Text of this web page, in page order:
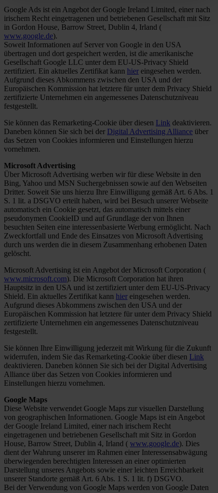
Google Ads ist ein Angebot der Google Ireland Limited, einer nach
irischem Recht eingetragenen und betriebenen Gesellschaft mit Sitz
in Gordon House, Barrow Street, Dublin 4, Irland (
www.google.de).
Soweit Informationen auf Server von Google in den USA
übertragen und dort gespeichert werden, ist die amerikanische
Gesellschaft Google LLC unter dem EU-US-Privacy Shield
zertifiziert. Ein aktuelles Zertifikat kann hier eingesehen werden.
Aufgrund dieses Abkommens zwischen den USA und der
Europäischen Kommission hat letztere für unter dem Privacy Shield
zertifizierte Unternehmen ein angemessenes Datenschutzniveau
festgestellt.
Sie können das Remarketing-Cookie über diesen Link deaktivieren.
Daneben können Sie sich bei der Digital Advertising Alliance über
das Setzen von Cookies informieren und Einstellungen hierzu
vornehmen.
Microsoft Advertising
Über Microsoft Advertising werben wir für diese Website in den
Bing, Yahoo und MSN Suchergebnissen sowie auf den Webseiten
Dritter. Soweit Sie uns hierzu Ihre Einwilligung gemäß Art. 6 Abs. 1
S. 1 lit. a DSGVO erteilt haben, wird bei Besuch unserer Webseite
automatisch ein Cookie gesetzt, das automatisch mittels einer
pseudonymen CookieID und auf Grundlage der von Ihnen
besuchten Seiten eine interessenbasierte Werbung ermöglicht. Nach
Zweckfortfall und Ende des Einsatzes von Microsoft Advertising
durch uns werden die in diesem Zusammenhang erhobenen Daten
gelöscht.
Microsoft Advertising ist ein Angebot der Microsoft Corporation (
www.microsoft.com). Die Microsoft Corporation hat ihren
Hauptsitz in den USA und ist zertifiziert unter dem EU-US-Privacy
Shield. Ein aktuelles Zertifikat kann hier eingesehen werden.
Aufgrund dieses Abkommens zwischen den USA und der
Europäischen Kommission hat letztere für unter dem Privacy Shield
zertifizierte Unternehmen ein angemessenes Datenschutzniveau
festgestellt.
Sie können Ihre Einwilligung jederzeit mit Wirkung für die Zukunft
widerrufen, indem Sie das Remarketing-Cookie über diesen Link
deaktivieren. Daneben können Sie sich bei der Digital Advertising
Alliance über das Setzen von Cookies informieren und
Einstellungen hierzu vornehmen.
Google Maps
Diese Website verwendet Google Maps zur visuellen Darstellung
von geographischen Informationen. Google Maps ist ein Angebot
der Google Ireland Limited, einer nach irischem Recht
eingetragenen und betriebenen Gesellschaft mit Sitz in Gordon
House, Barrow Street, Dublin 4, Irland ( www.google.de). Dies
dient der Wahrung unserer im Rahmen einer Interessensabwägung
überwiegenden berechtigten Interessen an einer optimierten
Darstellung unseres Angebots sowie einer leichten Erreichbarkeit
unserer Standorte gemäß Art. 6 Abs. 1 S. 1 lit. f) DSGVO.
Bei der Verwendung von Google Maps werden von Google Daten